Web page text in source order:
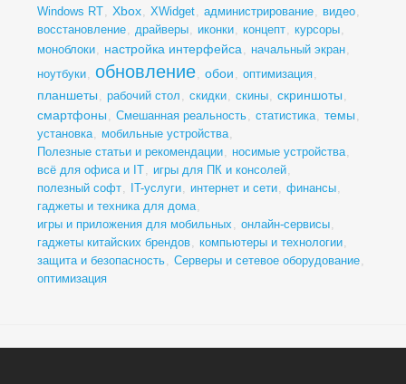
Windows RT, Xbox, XWidget, администрирование, видео,
восстановление, драйверы, иконки, концепт, курсоры,
моноблоки, настройка интерфейса, начальный экран,
ноутбуки, обновление, обои , оптимизация,
планшеты , рабочий стол , скидки, скины, скриншоты ,
смартфоны , Смешанная реальность, статистика, темы ,
установка, мобильные устройства,
Полезные статьи и рекомендации, носимые устройства,
всё для офиса и IT, игры для ПК и консолей,
полезный софт, IT-услуги, интернет и сети, финансы,
гаджеты и техника для дома,
игры и приложения для мобильных , онлайн-сервисы,
гаджеты китайских брендов, компьютеры и технологии,
защита и безопасность, Серверы и сетевое оборудование,
оптимизация